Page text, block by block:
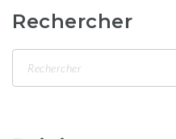
Rechercher